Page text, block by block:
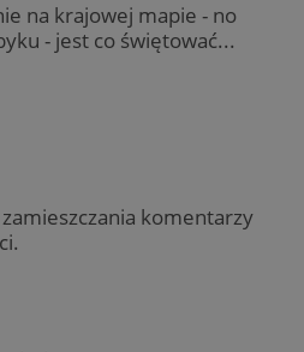
na krajowej mapie - no
- jest co świętować...
komentarzy